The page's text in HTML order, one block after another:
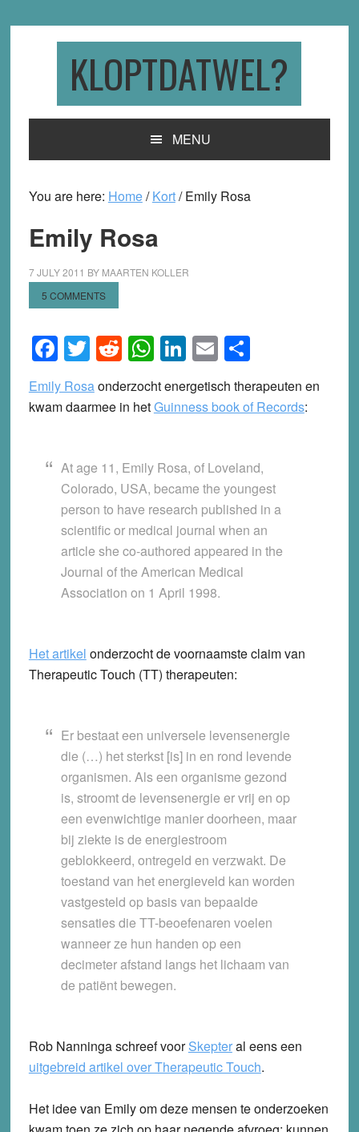
KLOPTDATWEL?
MENU
You are here: Home/ Kort/Emily Rosa
Emily Rosa
7 JULY 2011 BY MAARTEN KOLLER
5 COMMENTS
Facebook
Twitter
Reddit
WhatsApp
LinkedIn
EmailShare
Emily Rosaonderzocht energetisch therapeuten en
kwam daarmee in hetGuinness book of Records:
At age 11, Emily Rosa, of Loveland,
Colorado, USA, became the youngest
person to have research published in a
scientific or medical journal when an
article she co-authored appeared in the
Journal of the American Medical
Association on 1 April 1998.
Het artikel onderzocht de voornaamste claim van
Therapeutic Touch (TT) therapeuten:
Er bestaat een universele levensenergie
die (…) het sterkst [is] in en rond levende
organismen. Als een organisme gezond
is, stroomt de levensenergie er vrij en op
een evenwichtige manier doorheen, maar
bij ziekte is de energiestroom
geblokkeerd, ontregeld en verzwakt. De
toestand van het energieveld kan worden
vastgesteld op basis van bepaalde
sensaties die TT-beoefenaren voelen
wanneer ze hun handen op een
decimeter afstand langs het lichaam van
de patiënt bewegen.
Rob Nanninga schreef voorSkepteral eens een
uitgebreid artikel over Therapeutic Touch.
Het idee van Emily om deze mensen te onderzoeken